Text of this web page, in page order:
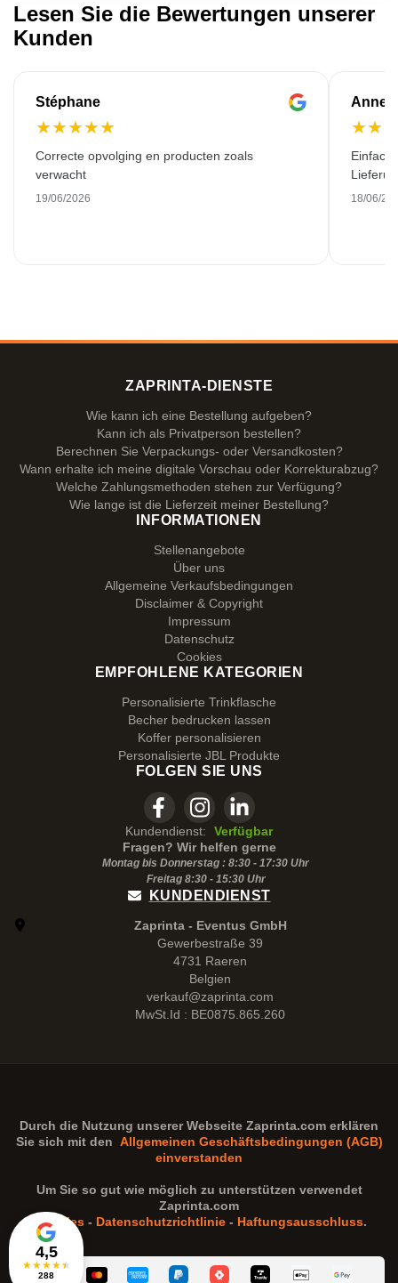
Lesen Sie die Bewertungen unserer
Kunden
Stéphane
★★★★★
Correcte opvolging en producten zoals
verwacht
19/06/2026
Anne-
★★
18/06/
4,5
★★★★★
288
ZAPRINTA-DIENSTE
Wie kann ich eine Bestellung aufgeben?
Kann ich als Privatperson bestellen?
Berechnen Sie Verpackungs- oder Versandkosten?
Wann erhalte ich meine digitale Vorschau oder Korrekturabzug?
Welche Zahlungsmethoden stehen zur Verfügung?
Wie lange ist die Lieferzeit meiner Bestellung?
INFORMATIONEN
Stellenangebote
Über uns
Allgemeine Verkaufsbedingungen
Disclaimer & Copyright
Impressum
Datenschutz
Cookies
EMPFOHLENE KATEGORIEN
Personalisierte Trinkflasche
Becher bedrucken lassen
Koffer personalisieren
Personalisierte JBL Produkte
FOLGEN SIE UNS
Kundendienst:
Verfügbar
Fragen? Wir helfen gerne
Montag bis Donnerstag : 8:30 - 17:30 Uhr
Freitag 8:30 - 15:30Uhr
KUNDENDIENST
Zaprinta - Eventus GmbH
Gewerbestraße 39
4731 Raeren
Belgien
verkauf@zaprinta.com
MwSt.Id : BE0875.865.260
Durch die Nutzung unserer Webseite Zaprinta.com erklären
Sie sich mit den Allgemeinen Geschäftsbedingungen (AGB)
einverstanden
Um Sie so gut wie möglich zu unterstützen verwendet
Zaprinta.com
Cookies - Datenschutzrichtlinie - Haftungsausschluss.